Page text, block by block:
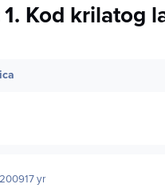
Kod krilatog
17 yr